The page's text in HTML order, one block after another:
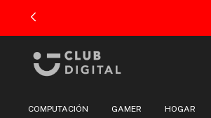
COMPUTACIÓN GAMER HOGAR